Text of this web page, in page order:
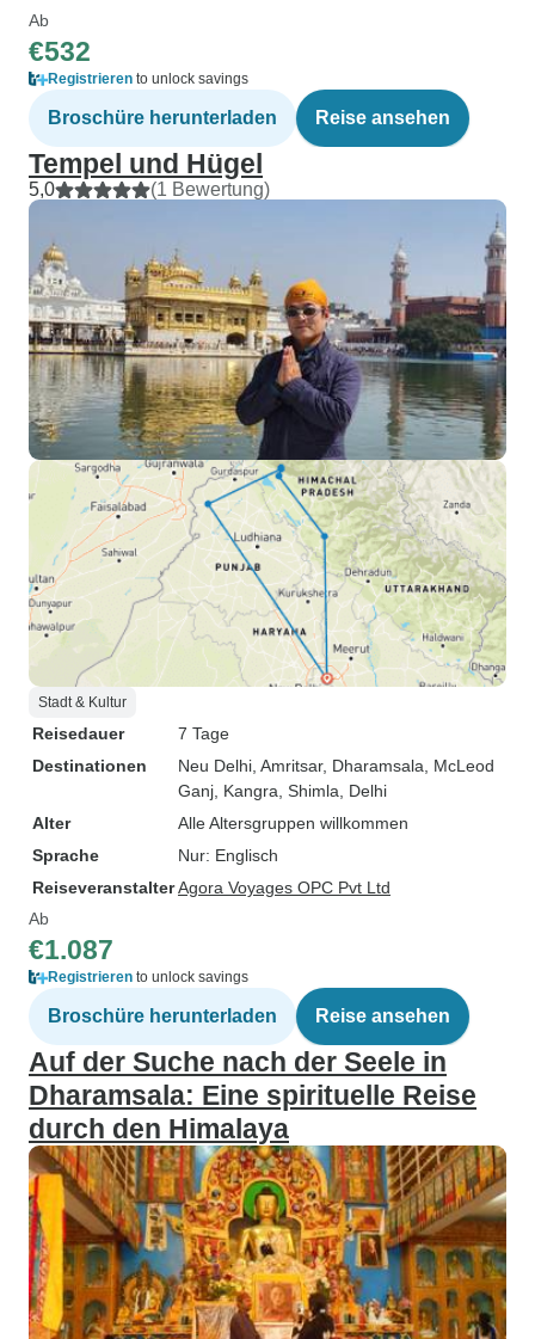
Ab
€532
Registrieren to unlock savings
Broschüre herunterladen Reise ansehen
Tempel und Hügel
5,0 (1 Bewertung)
Stadt & Kultur
Reisedauer
7 Tage
Destinationen
Neu Delhi , Amritsar, Dharamsala , McLeod
Ganj , Kangra , Shimla , Delhi
Alter
Alle Altersgruppen willkommen
Sprache
Nur: Englisch
ReiseveranstalterAgora Voyages OPC Pvt Ltd
Ab
€1.087
Registrieren to unlock savings
Broschüre herunterladen Reise ansehen
Auf der Suche nach der Seele in
Dharamsala: Eine spirituelle Reise
durch den Himalaya